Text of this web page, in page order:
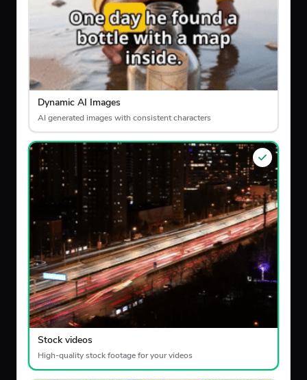
Dynamic AI Images
AI generated images with consistent characters
Stock videos
High-quality stock footage for your videos